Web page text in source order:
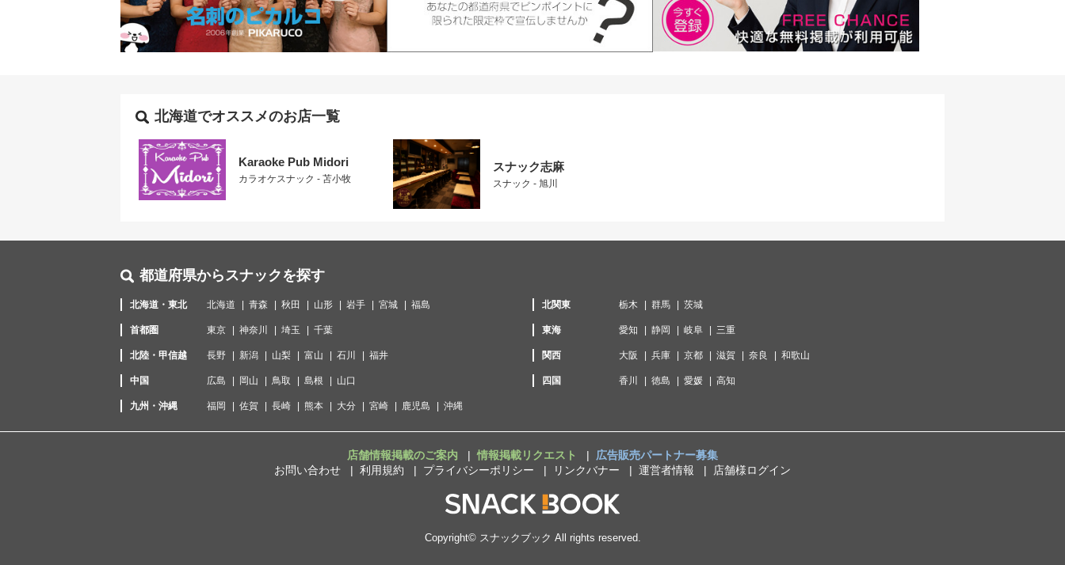
北海道でオススメのお店一覧
Karaoke Pub Midori
カラオケスナック - 苫小牧
スナック志麻
スナック - 旭川
都道府県からスナックを探す
北海道・東北 北海道 青森 秋田 山形 岩手 宮城 福島 北関東 栃木 群馬 茨城
首都圏 東京 神奈川 埼玉 千葉 東海 愛知 静岡 岐阜 三重
北陸・甲信越 長野 新潟 山梨 富山 石川 福井 関西 大阪 兵庫 京都 滋賀 奈良 和歌山
中国 広島 岡山 鳥取 島根 山口 四国 香川 徳島 愛媛 高知
九州・沖縄 福岡 佐賀 長崎 熊本 大分 宮崎 鹿児島 沖縄
店舗情報掲載のご案内 情報掲載リクエスト
広告販売パートナー募集
お問い合わせ
利用規約 プライバシーポリシー リンクバナー 運営者情報 店舗様ログイン
Copyright© スナックブック All rights reserved.